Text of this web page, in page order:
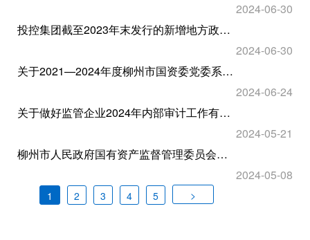
2024-06-30
投控集团截至2023年末发行的新增地方政府专项债券存续期内信息公开
2024-06-30
关于2021—2024年度柳州市国资委党委系统 “两优一先”拟表彰对象的公示
2024-06-24
关于做好监管企业2024年内部审计工作有关事项的通知
2024-05-21
柳州市人民政府国有资产监督管理委员会关于刘艳等人任免职的通知
2024-05-08
1 2 3 4 5 >